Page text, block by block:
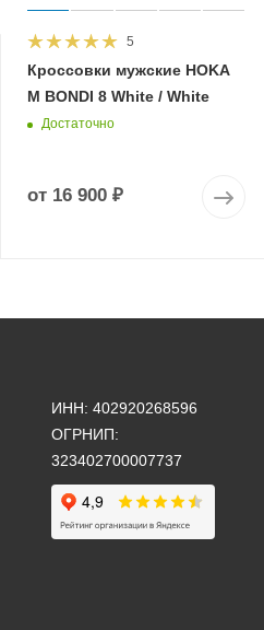
5
Кроссовки мужские HOKA
M BONDI 8 White / White
Достаточно
от 16 900 ₽
ИНН: 402920268596
ОГРНИП:
323402700007737